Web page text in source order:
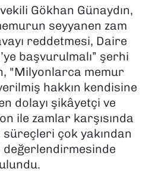
Gökhan Günaydın,
seyyanen zam
reddetmesi, Daire
başvurulmalı” şerhi
"Milyonlarca memur
hakkın kendisine
dolayı şikâyetçi ve
ile zamlar karşısında
çok yakından
değerlendirmesinde